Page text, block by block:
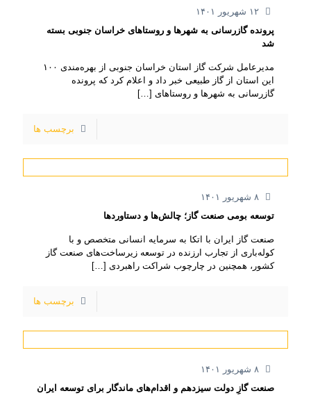
۱۲ شهریور ۱۴۰۱
پرونده گازرسانی به شهرها و روستاهای خراسان جنوبی بسته
شد
مدیرعامل شرکت گاز استان خراسان جنوبی از بهره‌مندی ۱۰۰
این استان از گاز طبیعی خبر داد و اعلام کرد که پرونده
گازرسانی به شهرها و روستاهای […]
برچسب ها
۸ شهریور ۱۴۰۱
توسعه بومی صنعت گاز؛ چالش‌ها و دستاوردها
صنعت گاز ایران با اتکا به سرمایه انسانی متخصص و با
کوله‌باری از تجارب ارزنده در توسعه زیرساخت‌های صنعت گاز
کشور، همچنین در چارچوب شراکت راهبردی […]
برچسب ها
۸ شهریور ۱۴۰۱
صنعت گازِ دولت سیزدهم و اقدام‌های ماندگار برای توسعه ایران